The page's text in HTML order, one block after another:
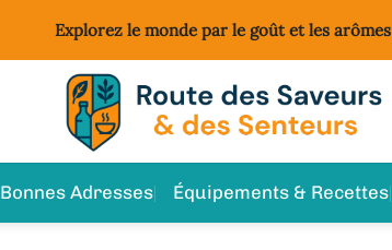
Explorez le monde par le goût et les arômes
Bonnes Adresses Équipements & Recettes